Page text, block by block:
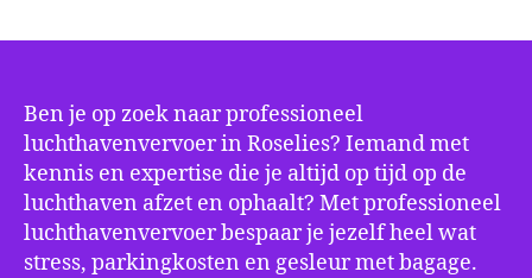
Ben je op zoek naar professioneel
luchthavenvervoer in Roselies? Iemand met
kennis en expertise die je altijd op tijd op de
luchthaven afzet en ophaalt? Met professioneel
luchthavenvervoer bespaar je jezelf heel wat
stress, parkingkosten en gesleur met bagage.